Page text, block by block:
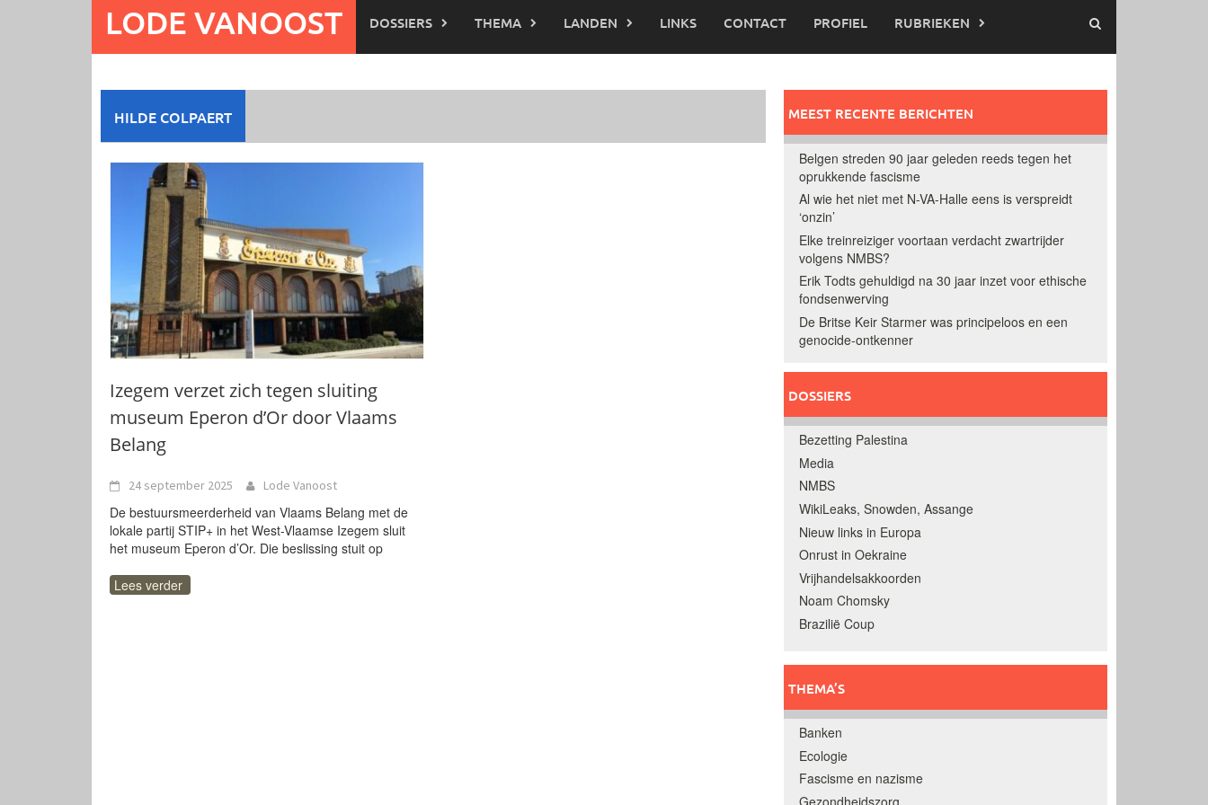
LODE VANOOST DOSSIERS THEMA LANDEN LINKS CONTACT PROFIEL RUBRIEKEN
HILDE COLPAERT
Izegem verzet zich tegen sluiting
museum Eperon d’Or door Vlaams
Belang
24 september 2025 Lode Vanoost
De bestuursmeerderheid van Vlaams Belang met de
lokale partij STIP+ in het West-Vlaamse Izegem sluit
het museum Eperon d’Or. Die beslissing stuit op
Lees verder
MEEST RECENTE BERICHTEN
Belgen streden 90 jaar geleden reeds tegen het
oprukkende fascisme
Al wie het niet met N-VA-Halle eens is verspreidt
‘onzin’
Elke treinreiziger voortaan verdacht zwartrijder
volgens NMBS?
Erik Todts gehuldigd na 30 jaar inzet voor ethische
fondsenwerving
De Britse Keir Starmer was principeloos en een
genocide-ontkenner
DOSSIERS
Bezetting Palestina
Media
NMBS
WikiLeaks, Snowden, Assange
Nieuw links in Europa
Onrust in Oekraine
Vrijhandelsakkoorden
Noam Chomsky
Brazilië Coup
THEMA’S
Banken
Ecologie
Fascisme en nazisme
Gezondheidszorg